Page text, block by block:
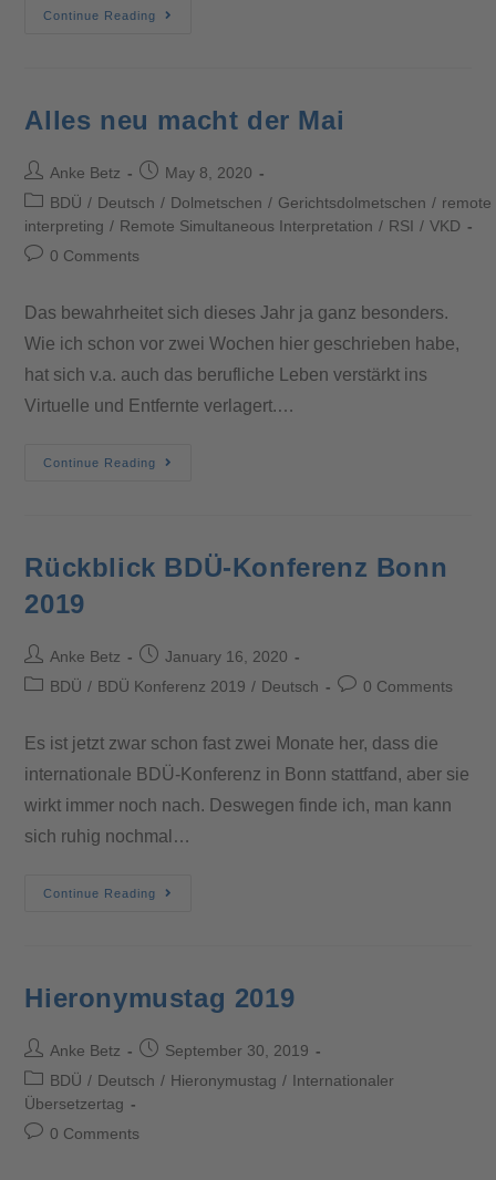
Continue Reading
Alles neu macht der Mai
Anke Betz
May 8, 2020
BDÜ / Deutsch / Dolmetschen / Gerichtsdolmetschen / remote
interpreting / Remote Simultaneous Interpretation / RSI / VKD
0 Comments
Das bewahrheitet sich dieses Jahr ja ganz besonders.
Wie ich schon vor zwei Wochen hier geschrieben habe,
hat sich v.a. auch das berufliche Leben verstärkt ins
Virtuelle und Entfernte verlagert.…
Continue Reading
Rückblick BDÜ-Konferenz Bonn
2019
Anke Betz
January 16, 2020
BDÜ / BDÜ Konferenz 2019 / Deutsch 0 Comments
Es ist jetzt zwar schon fast zwei Monate her, dass die
internationale BDÜ-Konferenz in Bonn stattfand, aber sie
wirkt immer noch nach. Deswegen finde ich, man kann
sich ruhig nochmal…
Continue Reading
Hieronymustag 2019
Anke Betz
September 30, 2019
BDÜ / Deutsch / Hieronymustag / Internationaler
Übersetzertag
0 Comments